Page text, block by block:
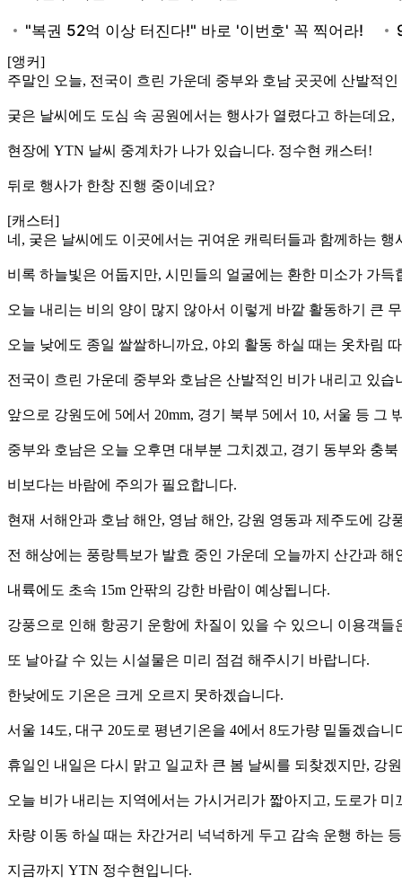
[앵커]
주말인 오늘, 전국이 흐린 가운데 중부와 호남 곳곳에 산발적
궂은 날씨에도 도심 속 공원에서는 행사가 열렸다고 하는데요,
현장에 YTN 날씨 중계차가 나가 있습니다. 정수현 캐스터!
뒤로 행사가 한창 진행 중이네요?
[캐스터]
네, 궂은 날씨에도 이곳에서는 귀여운 캐릭터들과 함께하는 행
비록 하늘빛은 어둡지만, 시민들의 얼굴에는 환한 미소가 가득
오늘 내리는 비의 양이 많지 않아서 이렇게 바깥 활동하기 큰
오늘 낮에도 종일 쌀쌀하니까요, 야외 활동 하실 때는 옷차림
전국이 흐린 가운데 중부와 호남은 산발적인 비가 내리고 있습
앞으로 강원도에 5에서 20mm, 경기 북부 5에서 10, 서울 등 그
중부와 호남은 오늘 오후면 대부분 그치겠고, 경기 동부와 충
비보다는 바람에 주의가 필요합니다.
현재 서해안과 호남 해안, 영남 해안, 강원 영동과 제주도에 강
전 해상에는 풍랑특보가 발효 중인 가운데 오늘까지 산간과
내륙에도 초속 15m 안팎의 강한 바람이 예상됩니다.
강풍으로 인해 항공기 운항에 차질이 있을 수 있으니 이용객
또 날아갈 수 있는 시설물은 미리 점검 해주시기 바랍니다.
한낮에도 기온은 크게 오르지 못하겠습니다.
서울 14도, 대구 20도로 평년기온을 4에서 8도가량 밑돌겠습니
휴일인 내일은 다시 맑고 일교차 큰 봄 날씨를 되찾겠지만, 강
오늘 비가 내리는 지역에서는 가시거리가 짧아지고, 도로가 미
차량 이동 하실 때는 차간거리 넉넉하게 두고 감속 운행 하는
지금까지 YTN 정수현입니다.